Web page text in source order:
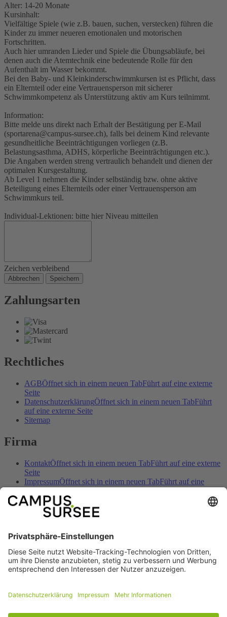
Alter: 14-20 Monate
Kursinhalt:
Vielfältige Spiele (wie z.B. bauen, suchen, verstecken) führen die
Kinder zu immer neueren emotionalen und motorischen
Fortschritten.
Auch hier umranden Lieder und Spiele die Übungsabläufe, bei
denen auch die Atemtechnik eine bedeutende Rolle für den
Aufenthalt im Wasser bekommt.
Bei den Baby- und Kleinkinderschwimmkursen ist es Pflicht, dass
ein Elternteil oder eine Vertrauensperson mit sicherer
Schwimmkompetenz als Unterstützung aktiv am Kurs teilnimmt.
Information:
Bitte melde uns direkt nach Erhalt der Bestätigung per E-Mail
(sportarena@campus-sursee.ch), falls bei deinem Kind relevante
gesundheitliche Beeinträchtigungen vorliegen (z.B.
Belastungsasthma, ADHS, körperliche Beeinträchtigungen etc.).
Die Angaben werden streng vertraulich behandelt und dienen der
optimalen Kursgestaltung.
Ab Level 1 nehmen die Kinder selbständig bzw. ohne aktive
Beteiligung eines Elternteils oder einer Vertrauensperson am
Schwimmkurs teil.
Individual-Lektionen: bitte hier Niveau mitteilen
Zeichen verbleibend
Abbrechen Speichern
Zahlungsarten
Rechtliches
AGBÖffnet sich in einem neuen TabFührt auf eine externe
Seite
DatenschutzerklärungÖffnet sich in einem neuen TabFührt
auf eine externe Seite
Sitemap
Firma
KontaktÖffnet sich in einem neuen TabFührt auf eine externe
Seite
ImpressumÖffnet sich in einem neuen TabFührt auf eine
Öffnungszeiten
Führt auf eine
externe Seite
AnreiseÖffnet sich in einem neuen Tab
Preise & AngeboteÖffnet sich in einem neuen Tab
Sozial
auf eine externe Seite